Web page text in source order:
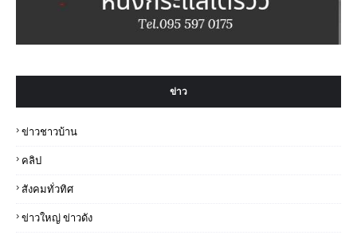
ข่าว
ข่าวชาวบ้าน
คลิป
สังคมทั่วทิศ
ข่าวใหญ่ ข่าวดัง